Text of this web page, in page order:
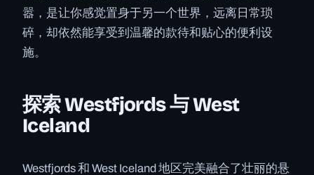
嚣，是让你感觉置身于另一个世界，远离日常琐
碎，却依然能享受到温馨的款待和贴心的便利设
施。
探索 Westfjords 与 West
Iceland
Westfjords 和 West Iceland 地区完美融合了壮丽的悬